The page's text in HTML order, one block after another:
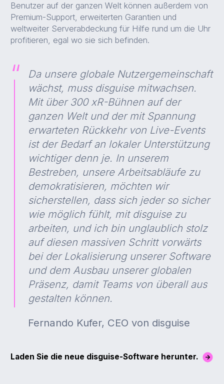
Benutzer auf der ganzen Welt können außerdem von
Premium-Support, erweiterten Garantien und
weltweiter Serverabdeckung für Hilfe rund um die Uhr
profitieren, egal wo sie sich befinden.
Da unsere globale Nutzergemeinschaft
wächst, muss disguise mitwachsen.
Mit über 300 xR-Bühnen auf der
ganzen Welt und der mit Spannung
erwarteten Rückkehr von Live-Events
ist der Bedarf an lokaler Unterstützung
wichtiger denn je. In unserem
Bestreben, unsere Arbeitsabläufe zu
demokratisieren, möchten wir
sicherstellen, dass sich jeder so sicher
wie möglich fühlt, mit disguise zu
arbeiten, und ich bin unglaublich stolz
auf diesen massiven Schritt vorwärts
bei der Lokalisierung unserer Software
und dem Ausbau unserer globalen
Präsenz, damit Teams von überall aus
gestalten können.
Fernando Kufer, CEO von disguise
Laden Sie die neue disguise-Software herunter.